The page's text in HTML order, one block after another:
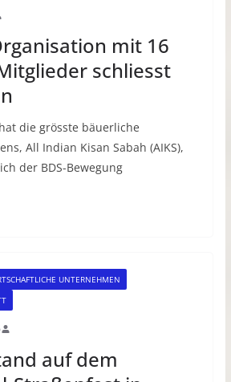
mit 16
schliesst
die grösste bäuerliche
All Indian Kisan Sabah (AIKS),
der BDS-Bewegung
UNTERNEHMEN
auf dem